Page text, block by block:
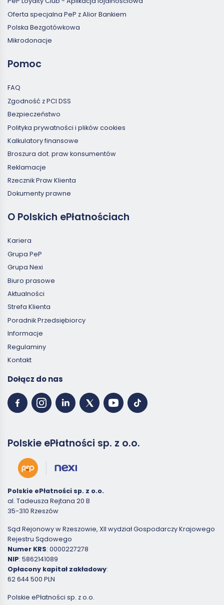
Oferta specjalna PeP z Alior Bankiem
Polska Bezgotówkowa
Mikrodonacje
Pomoc
FAQ
Zgodność z PCI DSS
Bezpieczeństwo
Polityka prywatności i plików cookies
Kalkulatory finansowe
Broszura dot. praw konsumentów
Reklamacje
Rzecznik Praw Klienta
Dokumenty prawne
O Polskich ePłatnościach
Kariera
Grupa PeP
Grupa Nexi
Biuro prasowe
Aktualności
Strefa Klienta
Poradnik Przedsiębiorcy
Informacje
Regulaminy
Kontakt
Dołącz do nas
Polskie ePłatności sp. z o.o.
Polskie ePłatności sp. z o.o.
al. Tadeusza Rejtana 20 B
35-310 Rzeszów
Sąd Rejonowy w Rzeszowie, XII wydział Gospodarczy Krajowego
Rejestru Sądowego
Numer KRS: 0000227278
NIP: 5862141089
Opłacony kapitał zakładowy:
62 644 500 PLN
Polskie ePłatności sp. z o.o.